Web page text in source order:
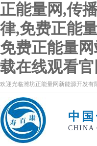
正能量网,传
律,免费正能
免费正能量
载在线观看官
欢迎光临潍坊正能量网新能源开发有限公
中
CHINA